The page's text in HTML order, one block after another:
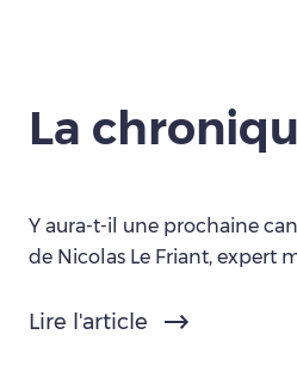
La
Y aura-t-il une prochaine
de Nicolas Le Friant, expert
Lire l'article